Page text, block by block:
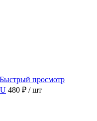
Быстрый просмотр
480 ₽ / шт